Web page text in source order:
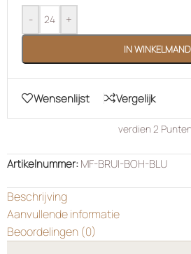
- +
IN WINKELMAND
Wensenlijst Vergelijk
verdien2
Artikelnummer:MF-BRUI-BOH-BLU
Beschrijving
Aanvullende informatie
Beoordelingen (0)